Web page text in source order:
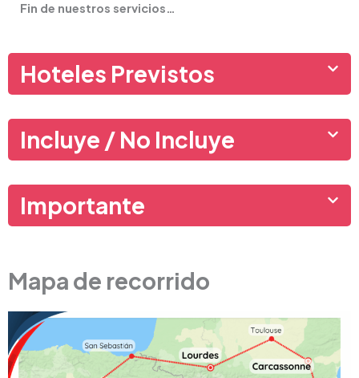
Fin de nuestros servicios…
Hoteles Previstos
Incluye / No Incluye
Importante
Mapa de recorrido